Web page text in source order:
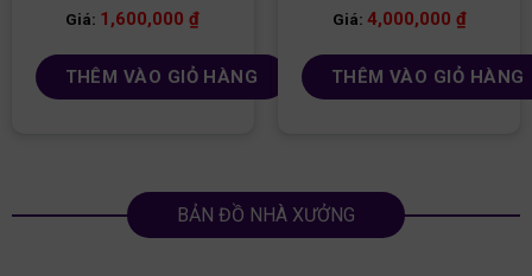
Giá: 1,600,000₫
THÊM VÀO GIỎ HÀNG
Giá: 4,000,000 ₫
THÊM VÀO GIỎ HÀNG
BẢN ĐỒ NHÀ XƯỞNG